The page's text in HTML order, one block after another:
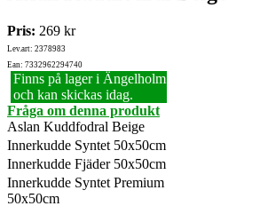
Pris: 269 kr
Lev.art: 2378983
Ean: 7332962294740
Finns på lager i Ängelholm
och kan skickas idag.
Fråga om denna produkt
Aslan Kuddfodral Beige
Innerkudde Syntet 50x50cm
Innerkudde Fjäder 50x50cm
Innerkudde Syntet Premium
50x50cm